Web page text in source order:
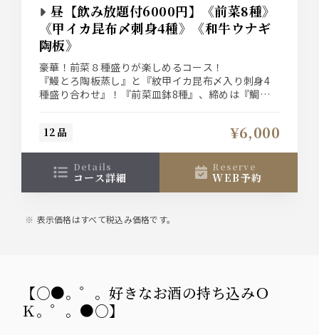
昼【飲み放題付6000円】《前菜8種》
《甲イカ昆布〆刺身4種》《和牛ウナギ
陶板》
豪華！前菜８種盛りが楽しめるコース！
『鰻とろ陶板蒸し』と『紋甲イカ昆布〆入り刺身4
種盛り合わせ』！『前菜皿鉢8種』、締めは『鯛め
ラン。よろしければ当日『釣り魚』や『地魚』、魚
12品 ¥6,000
details
コース詳細
reserve
WEB予約
表示価格はすべて税込み価格です。
【○●。゜。好きなお酒の持ち込みＯ
Ｋ。゜。●○】